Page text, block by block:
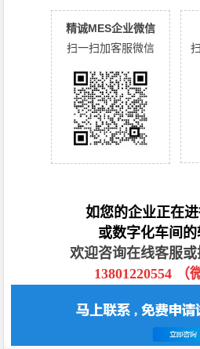
精诚MES企业微信
扫一扫加客服微信
如您的企业正在
或数字化车间
欢迎咨询在线客服
13801220554 （